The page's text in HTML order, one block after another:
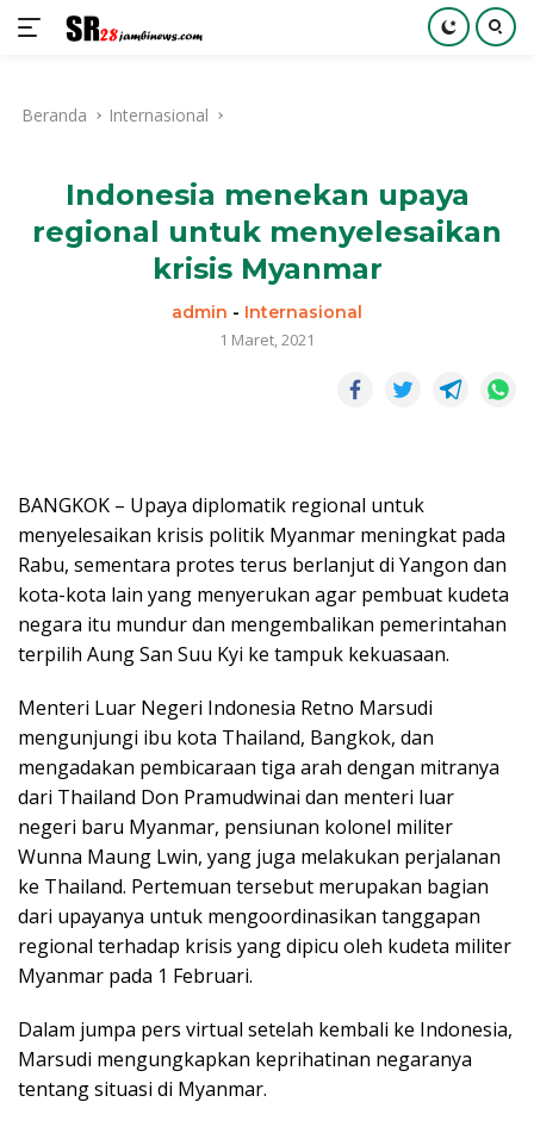
kontenBeranda Internasional
Indonesia menekan upaya
regional untuk menyelesaikan
krisis Myanmar
admin - Internasional
1 Maret, 2021
BANGKOK – Upaya diplomatik regional untuk
menyelesaikan krisis politik Myanmar meningkat pada
Rabu, sementara protes terus berlanjut di Yangon dan
kota-kota lain yang menyerukan agar pembuat kudeta
negara itu mundur dan mengembalikan pemerintahan
terpilih Aung San Suu Kyi ke tampuk kekuasaan.
Menteri Luar Negeri Indonesia Retno Marsudi
mengunjungi ibu kota Thailand, Bangkok, dan
mengadakan pembicaraan tiga arah dengan mitranya
dari Thailand Don Pramudwinai dan menteri luar
negeri baru Myanmar, pensiunan kolonel militer
Wunna Maung Lwin, yang juga melakukan perjalanan
ke Thailand. Pertemuan tersebut merupakan bagian
dari upayanya untuk mengoordinasikan tanggapan
regional terhadap krisis yang dipicu oleh kudeta militer
Myanmar pada 1 Februari.
Dalam jumpa pers virtual setelah kembali ke Indonesia,
Marsudi mengungkapkan keprihatinan negaranya
tentang situasi di Myanmar.